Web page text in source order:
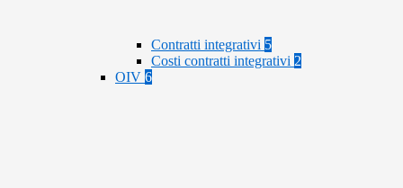
Contratti integrativi 5
Costi contratti integrativi 2
OIV 6